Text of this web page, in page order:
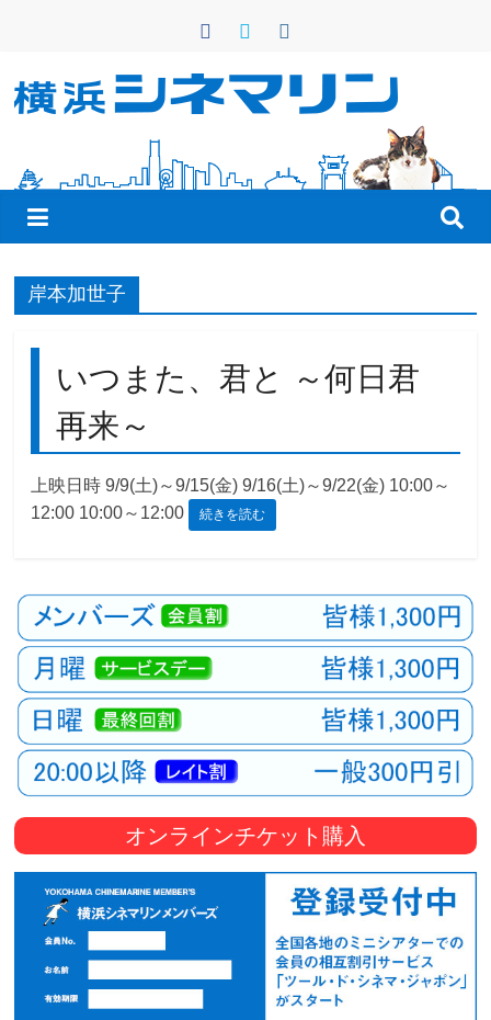
ン
横
浜
シ
ネ
マ
リ
ン
映
画
こ
街
岸本加世子
いつまた、君と ～何日君
再来～
上映日時 9/9(土)～9/15(金) 9/16(土)～9/22(金) 10:00～
12:00 10:00～12:00
続きを読む
オンラインチケット購入